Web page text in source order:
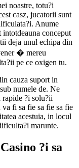
noastre, totu?i
casz, jucatorii sunt
Anume
intotdeauna conceput
deja unul echipa din
� mereu
pe ce oxigen tu.
cauza suport in
numele de. Ne
?i solu?ii
fi sa fie sa fie sa fie
acestuia, in locul
marunte.
?i sa